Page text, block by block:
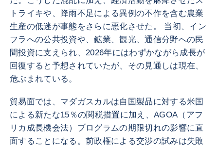
トライキや、降雨不足による異例の不作を含む農業
生産の低迷が事態をさらに悪化させた。 当初、イン
フラへの公共投資や、鉱業、観光、通信分野への民
間投資に支えられ、2026年にはわずかながら成長が
回復すると予想されていたが、その見通しは現在、
危ぶまれている。
貿易面では、マダガスカルは自国製品に対する米国
による新たな15％の関税措置に加え、AGOA（アフ
リカ成長機会法）プログラムの期限切れの影響に直
面することになる。前政権による交渉の試みは失敗